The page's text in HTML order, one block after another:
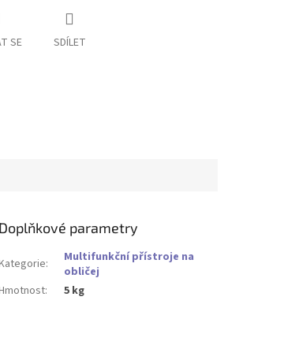
SE SDÍLET
Doplňkové parametry
:
Multifunkční přístroje na
obličej
: 5 kg